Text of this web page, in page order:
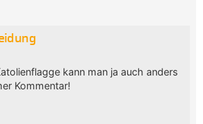
kann man ja auch anders
Kommentar!